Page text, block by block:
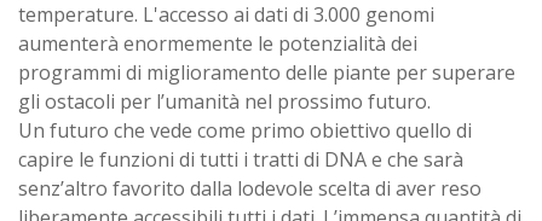
temperature. L'accesso ai dati di 3.000 genomi
aumenterà enormemente le potenzialità dei
programmi di miglioramento delle piante per superare
gli ostacoli per l’umanità nel prossimo futuro.
Un futuro che vede come primo obiettivo quello di
capire le funzioni di tutti i tratti di DNA e che sarà
senz’altro favorito dalla lodevole scelta di aver reso